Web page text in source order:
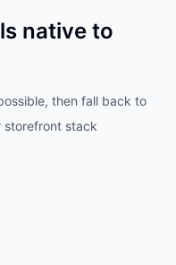
native to
then fall back to
storefront stack